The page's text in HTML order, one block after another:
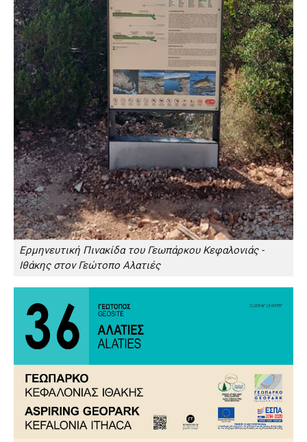
Ερμηνευτική Πινακίδα του Γεωπάρκου Κεφαλονιάς -
Ιθάκης στον Γεώτοπο Αλατιές